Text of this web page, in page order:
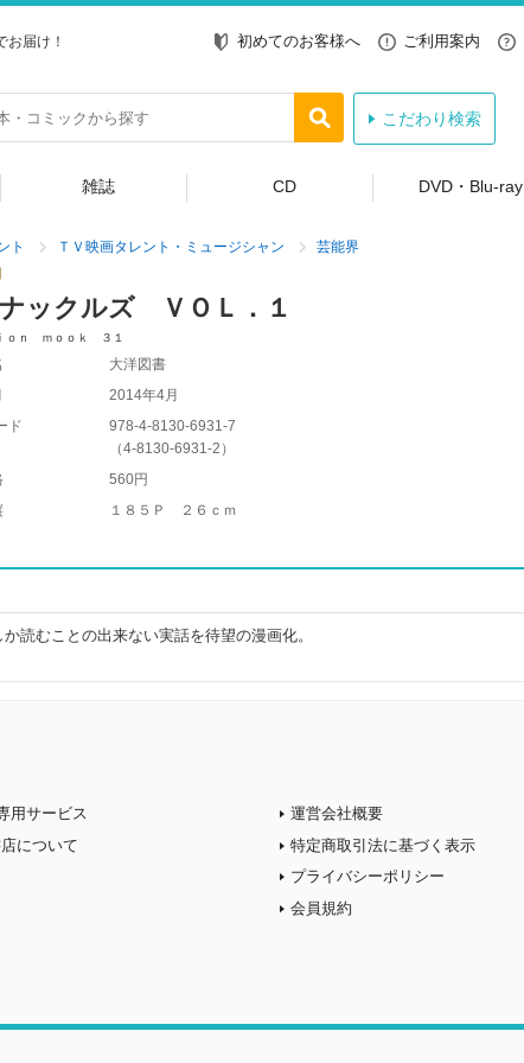
届け！ 初めてのお客様へ ご利用案内
こだわり検索
雑誌 CD DVD・Blu-ray
ト ＴＶ映画タレント・ミュージシャン 芸能界
ックルズ ＶＯＬ．１
ｏｎ ｍｏｏｋ ３１
大洋図書
2014年4月
ド
978-4-8130-6931-7
（4-8130-6931-2 ）
560円
１８５Ｐ ２６ｃｍ
か読むことの出来ない実話を待望の漫画化。
用サービス
について
運営会社概要
特定商取引法に基づく表示
プライバシーポリシー
会員規約